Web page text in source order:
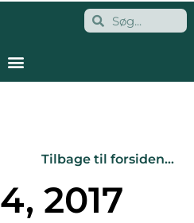
Tilbage til forsiden…
2017